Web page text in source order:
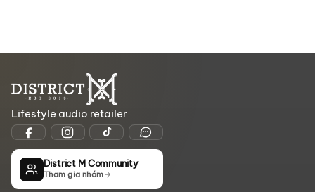
Lifestyle audio retailer
District M Community
Tham gia nhóm